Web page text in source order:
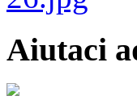
Aiutaci